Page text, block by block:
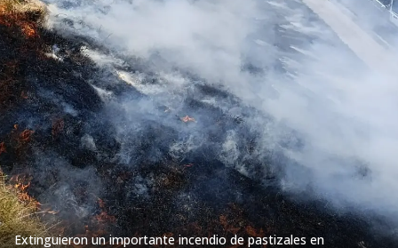
Extinguieron un importante incendio de pastizales en